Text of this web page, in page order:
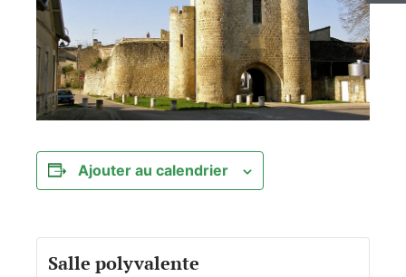
Ajouter au calendrier
Salle polyvalente